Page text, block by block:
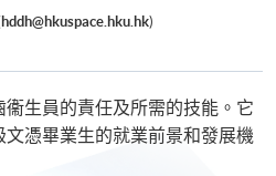
hddh@hkuspace.hku.hk)
生員的責任及所需的技能。它
憑畢業生的就業前景和發展機